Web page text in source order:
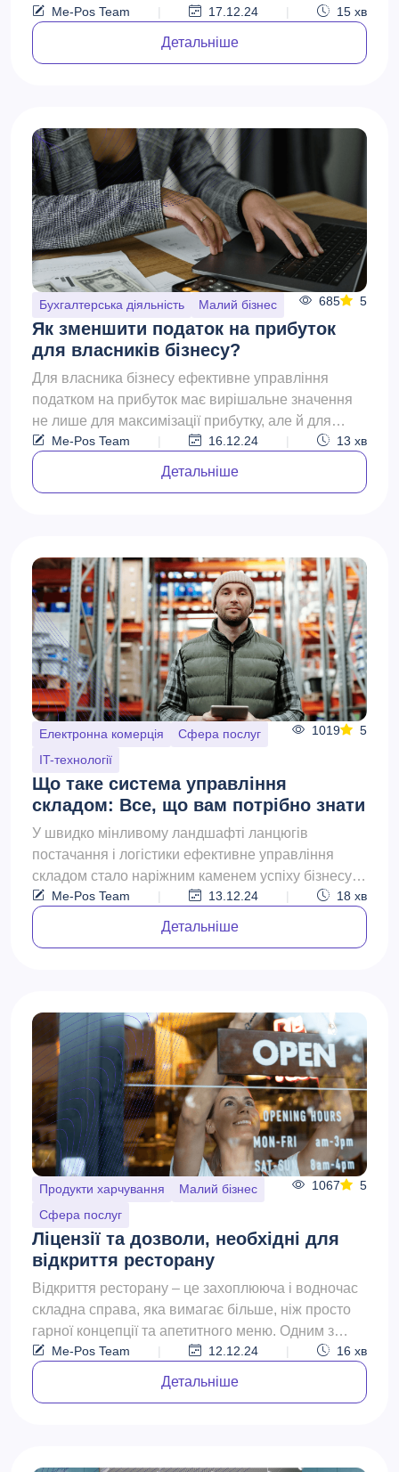
обирати її товар...
Me-Pos Team | 17.12.24 | 15 хв
Детальніше
Бухгалтерська діяльність Малий бізнес 685 5
Як зменшити податок на прибуток
для власників бізнесу?
Для власника бізнесу ефективне управління
податком на прибуток має вирішальне значення
не лише для максимізації прибутку, але й для
підтримки довгостр...
Me-Pos Team | 16.12.24 | 13 хв
Детальніше
Електронна комерція
Сфера послуг
IT-технології
1019 5
Що таке система управління
складом: Все, що вам потрібно знати
У швидко мінливому ландшафті ланцюгів
постачання і логістики ефективне управління
складом стало наріжним каменем успіху бізнесу.
Оскільки компанії пра...
Me-Pos Team | 13.12.24 | 18 хв
Детальніше
Продукти харчування
Малий бізнес
Сфера послуг
1067 5
Ліцензії та дозволи, необхідні для
відкриття ресторану
Відкриття ресторану – це захоплююча і водночас
складна справа, яка вимагає більше, ніж просто
гарної концепції та апетитного меню. Одним з
перших і на...
Me-Pos Team | 12.12.24 | 16 хв
Детальніше